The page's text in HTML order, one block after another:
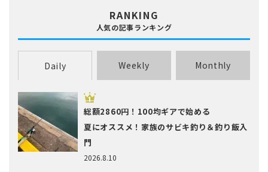
RANKING
人気の記事ランキング
Daily Weekly Monthly
2026.8.10
総額2860円！100均ギアで始める
夏にオススメ！家族のサビキ釣り＆釣り飯入
門